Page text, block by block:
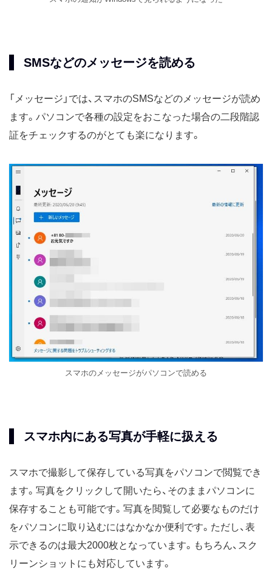
SMSなどのメッセージを読める
「メッセージ」では、スマホのSMSなどのメッセージが読め
ます。パソコンで各種の設定をおこなった場合の二段階認
証をチェックするのがとても楽になります。
スマホのメッセージがパソコンで読める
スマホ内にある写真が手軽に扱える
スマホで撮影して保存している写真をパソコンで閲覧でき
ます。写真をクリックして開いたら、そのままパソコンに
保存することも可能です。写真を閲覧して必要なものだけ
をパソコンに取り込むにはなかなか便利です。ただし、表
示できるのは最大2000枚となっています。もちろん、スク
リーンショットにも対応しています。